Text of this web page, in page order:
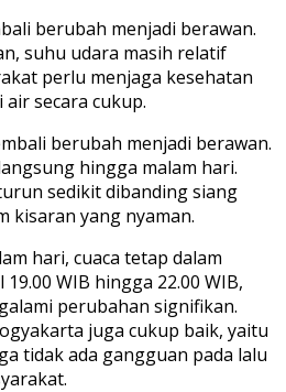
berubah menjadi berawan.
suhu udara masih relatif
perlu menjaga kesehatan
secara cukup.
berubah menjadi berawan.
hingga malam hari.
sedikit dibanding siang
kisaran yang nyaman.
hari, cuaca tetap dalam
WIB hingga 22.00 WIB,
perubahan signifikan.
juga cukup baik, yaitu
tidak ada gangguan pada lalu